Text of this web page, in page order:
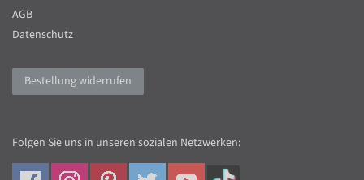
AGB
Datenschutz
Bestellung widerrufen
Folgen Sie uns in unseren sozialen Netzwerken: